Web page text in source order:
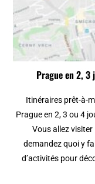
Prague en 2,
Itinéraires prêt-à-
Prague en 2, 3 ou 4
Vous allez visiter
demandez quoi y
d’activités pour